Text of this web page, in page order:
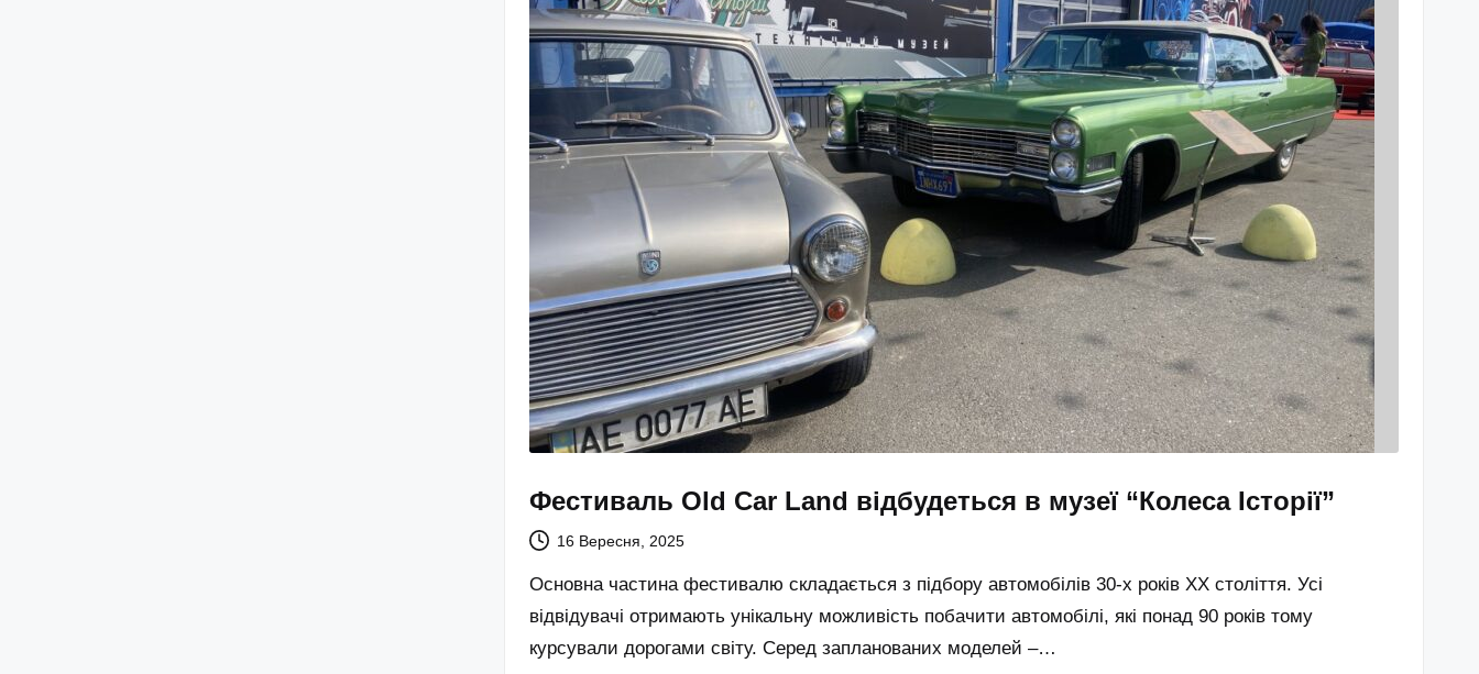
Фестиваль Old Car Land відбудеться в музеї “Колеса Історії”
16 Вересня, 2025
Основна частина фестивалю складається з підбору автомобілів 30-х років XX століття. Усі
відвідувачі отримають унікальну можливість побачити автомобілі, які понад 90 років тому
курсували дорогами світу. Серед запланованих моделей –…